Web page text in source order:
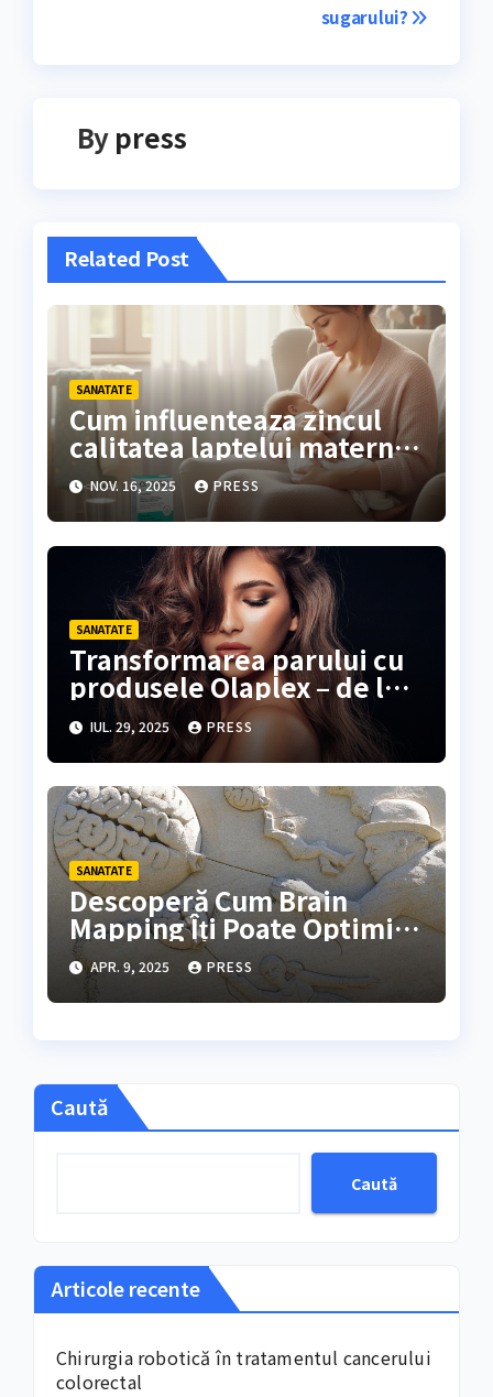
sugarului?
By press
Related Post
SANATATE
Cum influenteaza zincul
calitatea laptelui matern si
dezvoltarea sugarului?
NOV. 16, 2025 PRESS
SANATATE
Transformarea parului cu
produsele Olaplex – de la
fir fragil la par sanatos
IUL. 29, 2025 PRESS
SANATATE
Descoperă Cum Brain
Mapping Îți Poate Optimiza
Creierul
APR. 9, 2025 PRESS
Caută
Caută
Articole recente
Chirurgia robotică în tratamentul cancerului
colorectal